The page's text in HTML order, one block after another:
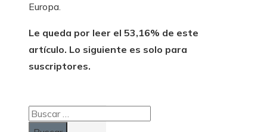
Europa.
Le queda por leer el 53,16% de este
artículo. Lo siguiente es solo para
suscriptores.
Buscar: